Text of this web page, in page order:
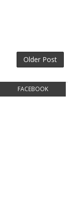
Older Post
FACEBOOK